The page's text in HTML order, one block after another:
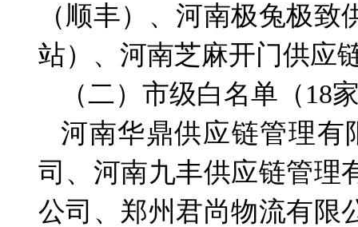
（顺丰）、河南极兔极
站）、河南芝麻开门供应
（二）市级白名单（18
河南华鼎供应链管理有
司、河南九丰供应链管理
公司、郑州君尚物流有限